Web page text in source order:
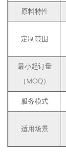
原料特性
定制范围
最小起订量
（MOQ）
服务模式
适用场景